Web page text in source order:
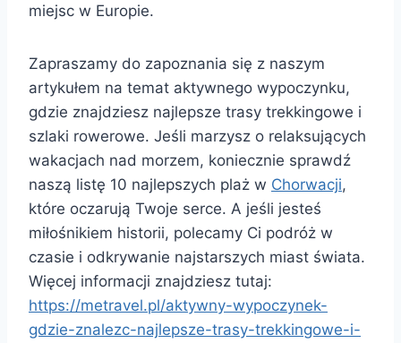
miejsc w Europie.
Zapraszamy do zapoznania się z naszym
artykułem na temat aktywnego wypoczynku,
gdzie znajdziesz najlepsze trasy trekkingowe i
szlaki rowerowe. Jeśli marzysz o relaksujących
wakacjach nad morzem, koniecznie sprawdź
naszą listę 10 najlepszych plaż w Chorwacji,
które oczarują Twoje serce. A jeśli jesteś
miłośnikiem historii, polecamy Ci podróż w
czasie i odkrywanie najstarszych miast świata.
Więcej informacji znajdziesz tutaj:
https://metravel.pl/aktywny-wypoczynek-
gdzie-znalezc-najlepsze-trasy-trekkingowe-i-